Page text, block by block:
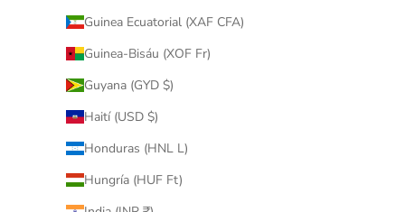
Guinea Ecuatorial (XAF CFA)
Guinea-Bisáu (XOF Fr)
Guyana (GYD $)
Haití (USD $)
Honduras (HNL L)
Hungría (HUF Ft)